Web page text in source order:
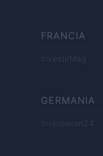
FRANCIA
InvestirMag
GERMANIA
Investieren24